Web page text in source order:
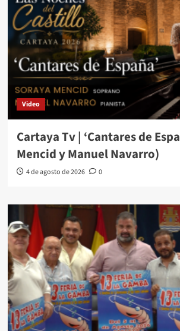
Video
Cartaya Tv | ‘Cantares de
Mencid y Manuel Navarro)
4 de agosto de 2026 0